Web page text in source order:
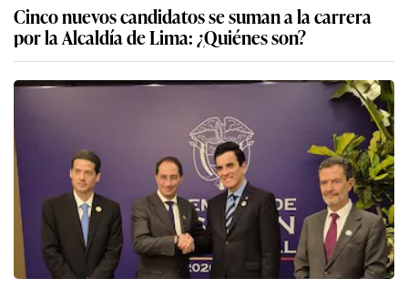
Cinco nuevos candidatos se suman a la carrera
por la Alcaldía de Lima: ¿Quiénes son?